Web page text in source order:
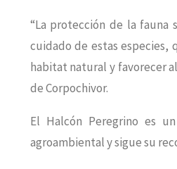
“La protección de la
cuidado de estas especies,
habitat natural y favorecer
de Corpochivor.
El Halcón Peregrino es
agroambiental y sigue su